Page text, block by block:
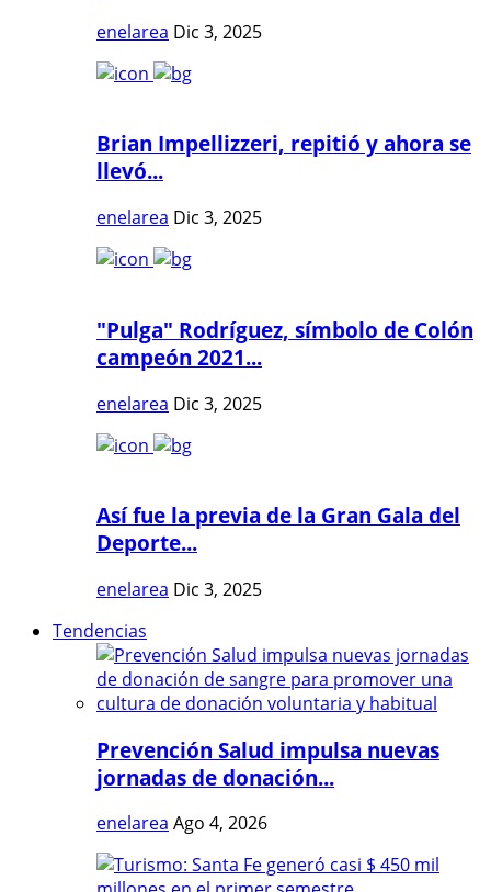
enelarea Dic 3, 2025
Brian Impellizzeri, repitió y ahora se
llevó...
enelarea Dic 3, 2025
"Pulga" Rodríguez, símbolo de Colón
campeón 2021...
enelarea Dic 3, 2025
Así fue la previa de la Gran Gala del
Deporte...
enelarea Dic 3, 2025
Tendencias
Prevención Salud impulsa nuevas
jornadas de donación...
enelarea Ago 4, 2026